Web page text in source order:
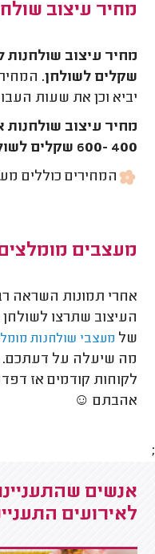
מחיר עיצוב
שקלים לשולחן.
יביא וכן את שעות
מחיר עיצוב שולחנות
400 -600 שקלים לשולחן.
המחירים כוללים
מעצבים
אחרי תמונות השראה
העיצוב שתרצו לשולחן
של מעצבי שולחנות
מה שיעלה על דעתכם.
לקוחות קודמים אז
אהבתם ☺
;
אנשים
לאירועים